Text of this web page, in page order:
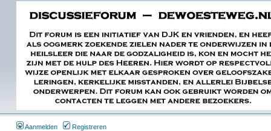
Aanmelden Registreren